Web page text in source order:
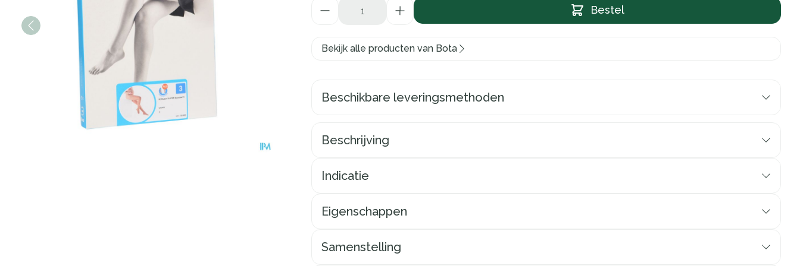
Bestel
Bekijk alle producten van Bota
Beschikbare leveringsmethoden
Beschrijving
Indicatie
Eigenschappen
Samenstelling